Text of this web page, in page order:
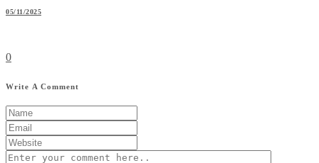
05/11/2025
0
Write A Comment